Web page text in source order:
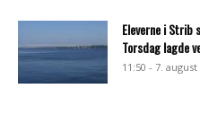
Eleverne i Strib
Torsdag lagde
11:50 - 7. august